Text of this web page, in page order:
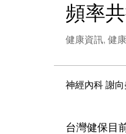
頻率
健康資訊, 健
神經內科 謝
台灣健保目